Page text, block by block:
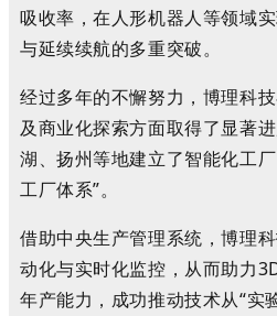
吸收率，在人形机器人等领域
与延续续航的多重突破。
经过多年的不懈努力，博理科
及商业化探索方面取得了显著
湖、扬州等地建立了智能化工
工厂体系”。
借助中央生产管理系统，博理
动化与实时化监控，从而助力
年产能力，成功推动技术从“实